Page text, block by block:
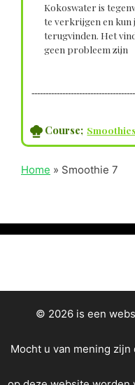
Kokoswater is
te verkrijgen en kun
terugvinden. Het
geen probleem zijn
Course; Smoothies
Home » Smoothie 7
© 2026 is een
Mocht u van mening